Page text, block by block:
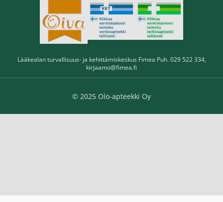
Lääkealan turvallisuus- ja kehittämiskeskus Fimea Puh. 029 522 334,
kirjaamo@fimea.fi
© 2025 Olo-apteekki Oy